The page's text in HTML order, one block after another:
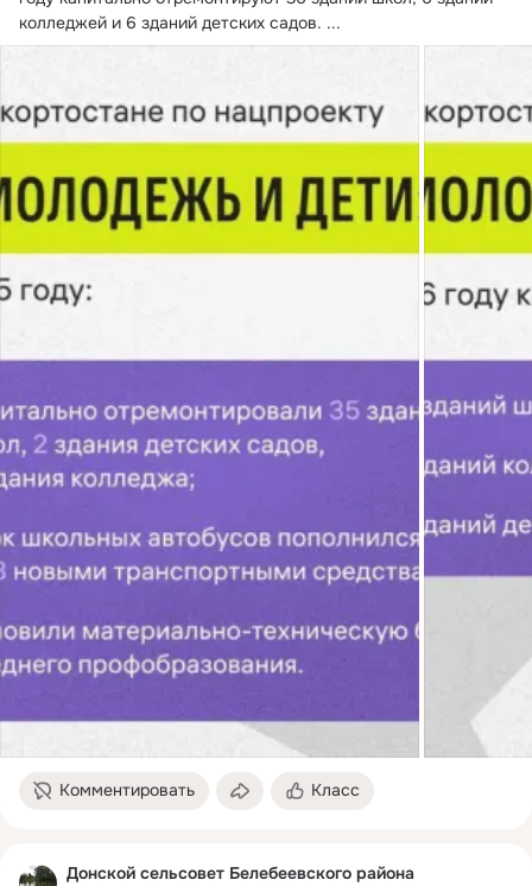
колледжей и 6 зданий детских садов. ...
Комментировать Класс
Донской сельсовет Белебеевского района